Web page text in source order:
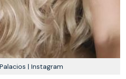
| Instagram